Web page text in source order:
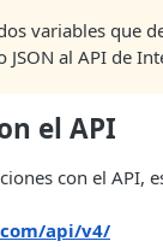
variables que
al API de
el API
con el API,
api/v4/